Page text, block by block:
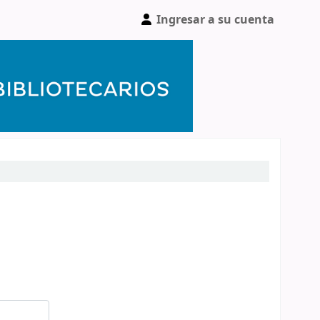
Ingresar a su cuenta